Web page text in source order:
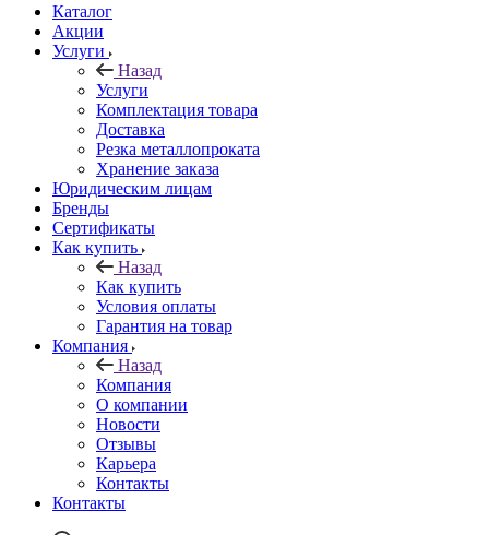
Каталог
Акции
Услуги
Назад
Услуги
Комплектация товара
Доставка
Резка металлопроката
Хранение заказа
Юридическим лицам
Бренды
Сертификаты
Как купить
Назад
Как купить
Условия оплаты
Гарантия на товар
Компания
Назад
Компания
О компании
Новости
Отзывы
Карьера
Контакты
Контакты